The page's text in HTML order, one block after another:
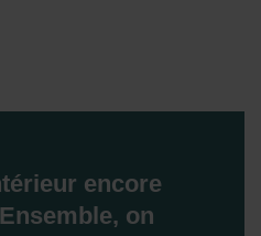
encore
on